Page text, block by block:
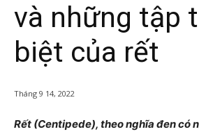
và những tập
biệt của rết
Tháng 9 14, 2022
Rết (Centipede), theo nghĩa đen có